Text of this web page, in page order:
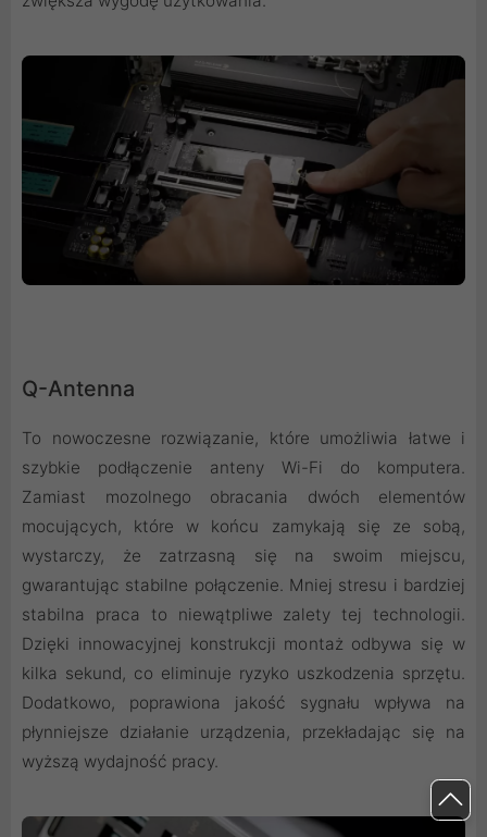
Q-Antenna
To nowoczesne rozwiązanie, które umożliwia łatwe i
szybkie podłączenie anteny Wi-Fi do komputera.
Zamiast mozolnego obracania dwóch elementów
mocujących, które w końcu zamykają się ze sobą,
wystarczy, że zatrzasną się na swoim miejscu,
gwarantując stabilne połączenie. Mniej stresu i bardziej
stabilna praca to niewątpliwe zalety tej technologii.
Dzięki innowacyjnej konstrukcji montaż odbywa się w
kilka sekund, co eliminuje ryzyko uszkodzenia sprzętu.
Dodatkowo, poprawiona jakość sygnału wpływa na
płynniejsze działanie urządzenia, przekładając się na
wyższą wydajność pracy.